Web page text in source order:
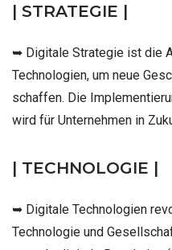
| STRATEGIE |
➥ Digitale Strategie ist die
Technologien, um neue
schaffen. Die
wird für Unternehmen in
| TECHNOLOGIE |
➥ Digitale Technologien
Technologie und